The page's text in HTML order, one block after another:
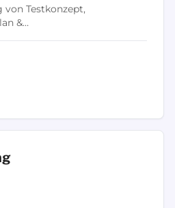
von Testkonzept,
&
ISTQB , Fehler-
...